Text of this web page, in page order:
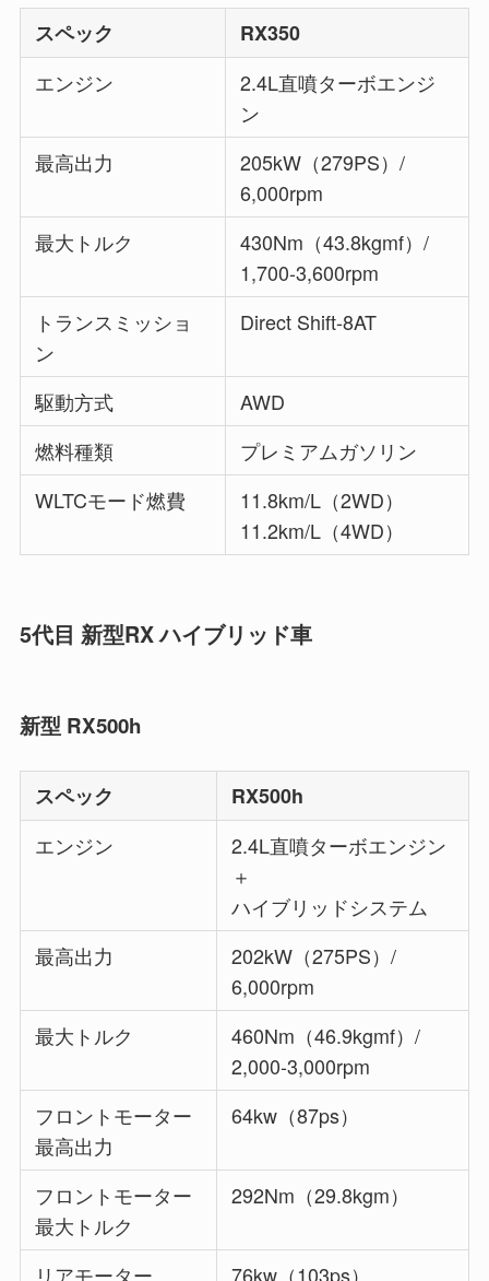
スペック
RX350
エンジン
2.4L直噴ターボエンジ
ン
最高出力
205kW（279PS）/
6,000rpm
最大トルク
430Nm（43.8kgmf）/
1,700-3,600rpm
トランスミッショ
ン
Direct Shift-8AT
駆動方式
AWD
燃料種類
プレミアムガソリン
WLTCモード燃費
11.8km/L（2WD）
11.2km/L（4WD）
5代目 新型RX ハイブリッド車
新型 RX500h
スペック
RX500h
エンジン
2.4L直噴ターボエンジン
＋
ハイブリッドシステム
最高出力
202kW（275PS）/
6,000rpm
最大トルク
460Nm（46.9kgmf）/
2,000-3,000rpm
フロントモーター
最高出力
64kw（87ps）
フロントモーター
最大トルク
292Nm（29.8kgm）
リアモーター
76kw（103ps）